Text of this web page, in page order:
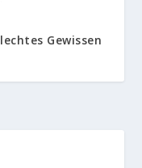
Gewissen